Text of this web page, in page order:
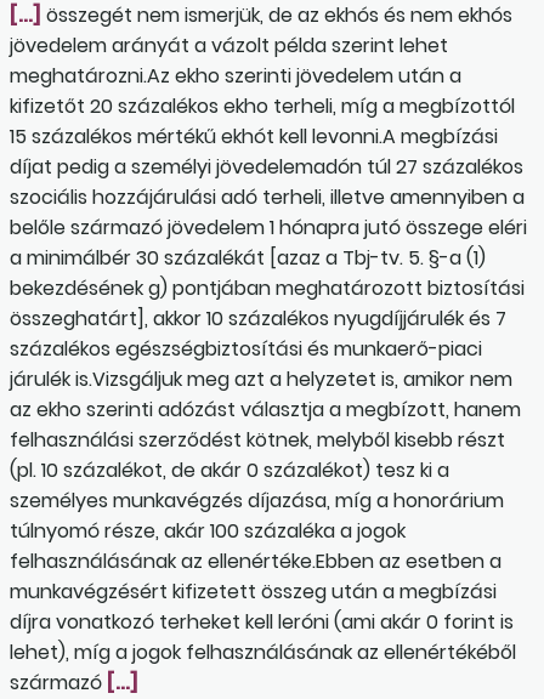
[…] összegét nem ismerjük, de az ekhós és nem ekhós
jövedelem arányát a vázolt példa szerint lehet
meghatározni.Az ekho szerinti jövedelem után a
kifizetőt 20 százalékos ekho terheli, míg a megbízottól
15 százalékos mértékű ekhót kell levonni.A megbízási
díjat pedig a személyi jövedelemadón túl 27 százalékos
szociális hozzájárulási adó terheli, illetve amennyiben a
belőle származó jövedelem 1 hónapra jutó összege eléri
a minimálbér 30 százalékát [azaz a Tbj-tv. 5. §-a (1)
bekezdésének g) pontjában meghatározott biztosítási
összeghatárt], akkor 10 százalékos nyugdíjjárulék és 7
százalékos egészségbiztosítási és munkaerő-piaci
járulék is.Vizsgáljuk meg azt a helyzetet is, amikor nem
az ekho szerinti adózást választja a megbízott, hanem
felhasználási szerződést kötnek, melyből kisebb részt
(pl. 10 százalékot, de akár 0 százalékot) tesz ki a
személyes munkavégzés díjazása, míg a honorárium
túlnyomó része, akár 100 százaléka a jogok
felhasználásának az ellenértéke.Ebben az esetben a
munkavégzésért kifizetett összeg után a megbízási
díjra vonatkozó terheket kell leróni (ami akár 0 forint is
lehet), míg a jogok felhasználásának az ellenértékéből
származó […]